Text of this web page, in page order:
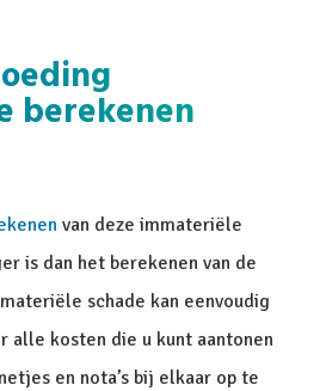
berekenen
van deze immateriële
is dan het berekenen van de
schade kan eenvoudig
alle kosten die u kunt aantonen
en nota’s bij elkaar op te